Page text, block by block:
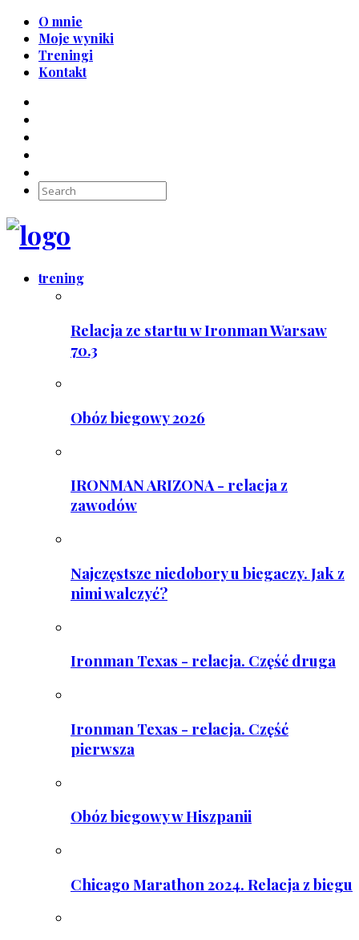
O mnie
Moje wyniki
Treningi
Kontakt
trening
Relacja ze startu w Ironman Warsaw
70.3
Obóz biegowy 2026
IRONMAN ARIZONA - relacja z
zawodów
Najczęstsze niedobory u biegaczy. Jak z
nimi walczyć?
Ironman Texas - relacja. Część druga
Ironman Texas - relacja. Część
pierwsza
Obóz biegowy w Hiszpanii
Chicago Marathon 2024. Relacja z biegu